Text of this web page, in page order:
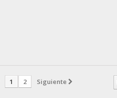
1 2 Siguiente